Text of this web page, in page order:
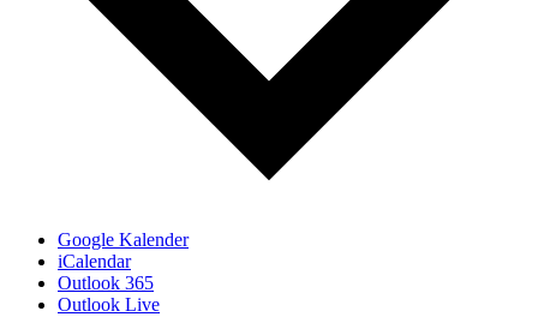
Google Kalender
iCalendar
Outlook 365
Outlook Live